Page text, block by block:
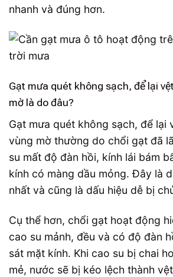
nhanh và đúng hơn.
Gạt mưa quét không sạch, để lại
mờ là do đâu?
Gạt mưa quét không sạch, để lại
vùng mờ thường do chổi gạt đã
su mất độ đàn hồi, kính lái bám
kính có màng dầu mỏng. Đây là
nhất và cũng là dấu hiệu dễ bị
Cụ thể hơn, chổi gạt hoạt động
cao su mảnh, đều và có độ đàn
sát mặt kính. Khi cao su bị chai
mẻ, nước sẽ bị kéo lệch thành